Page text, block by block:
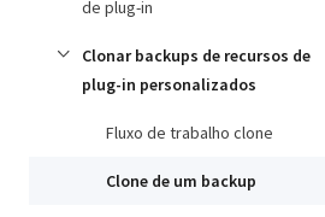
de plug-in
Clonar backups de recursos de
plug-in personalizados
Fluxo de trabalho clone
Clone de um backup